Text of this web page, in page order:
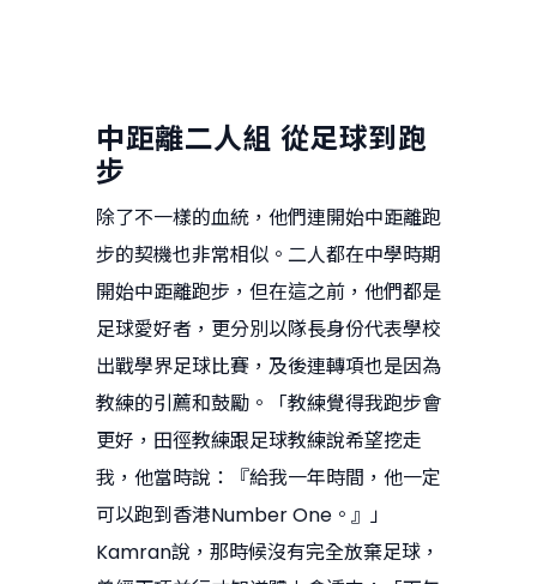
中距離二人組 從足球到跑
步
除了不一樣的血統，他們連開始中距離跑
步的契機也非常相似。二人都在中學時期
開始中距離跑步，但在這之前，他們都是
足球愛好者，更分別以隊長身份代表學校
出戰學界足球比賽，及後連轉項也是因為
教練的引薦和鼓勵。「教練覺得我跑步會
更好，田徑教練跟足球教練說希望挖走
我，他當時說：『給我一年時間，他一定
可以跑到香港Number One。』」
Kamran說，那時候沒有完全放棄足球，